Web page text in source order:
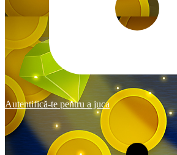
Autentifică-te pentru a juca